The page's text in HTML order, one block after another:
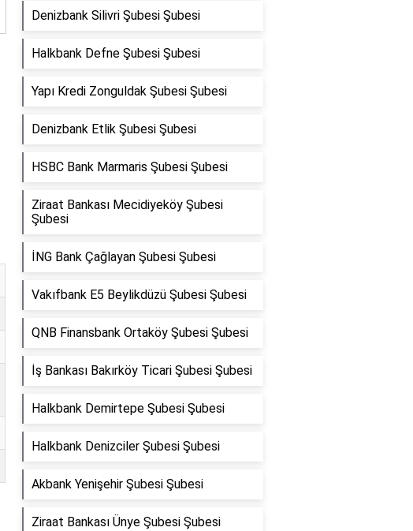
Denizbank Silivri Şubesi Şubesi
Halkbank Defne Şubesi Şubesi
Yapı Kredi Zonguldak Şubesi Şubesi
Denizbank Etlik Şubesi Şubesi
HSBC Bank Marmaris Şubesi Şubesi
Ziraat Bankası Mecidiyeköy Şubesi
Şubesi
İNG Bank Çağlayan Şubesi Şubesi
Vakıfbank E5 Beylikdüzü Şubesi Şubesi
QNB Finansbank Ortaköy Şubesi Şubesi
İş Bankası Bakırköy Ticari Şubesi Şubesi
Halkbank Demirtepe Şubesi Şubesi
Halkbank Denizciler Şubesi Şubesi
Akbank Yenişehir Şubesi Şubesi
Ziraat Bankası Ünye Şubesi Şubesi